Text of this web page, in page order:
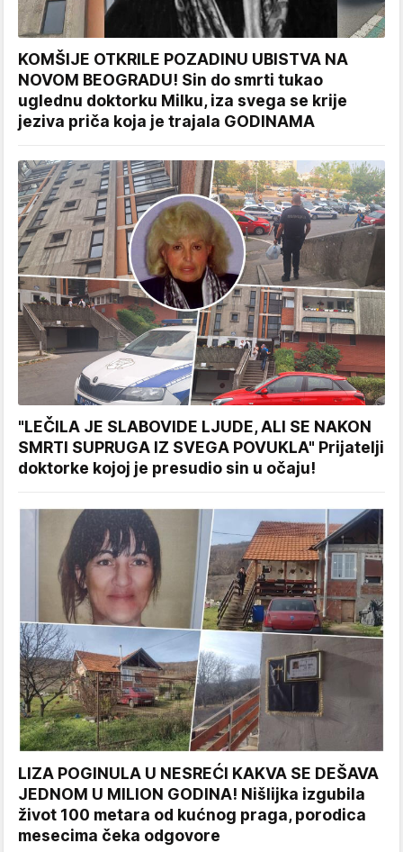
KOMŠIJE OTKRILE POZADINU UBISTVA NA
NOVOM BEOGRADU! Sin do smrti tukao
uglednu doktorku Milku, iza svega se krije
jeziva priča koja je trajala GODINAMA
"LEČILA JE SLABOVIDE LJUDE, ALI SE NAKON
SMRTI SUPRUGA IZ SVEGA POVUKLA" Prijatelji
doktorke kojoj je presudio sin u očaju!
LIZA POGINULA U NESREĆI KAKVA SE DEŠAVA
JEDNOM U MILION GODINA! Nišlijka izgubila
život 100 metara od kućnog praga, porodica
mesecima čeka odgovore